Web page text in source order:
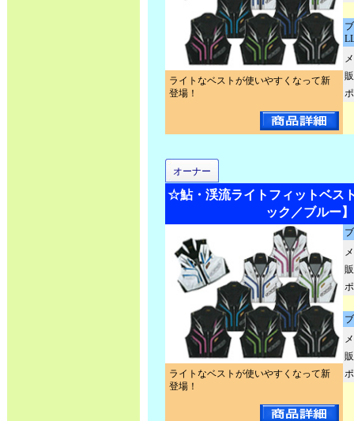
ライトなベストが使いやすくなって新
登場！
オーナー
☆鮎・渓流ライトフィットベス
ック／ブルー】
ライトなベストが使いやすくなって新
登場！